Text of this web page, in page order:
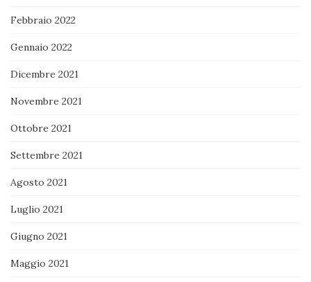
Febbraio 2022
Gennaio 2022
Dicembre 2021
Novembre 2021
Ottobre 2021
Settembre 2021
Agosto 2021
Luglio 2021
Giugno 2021
Maggio 2021